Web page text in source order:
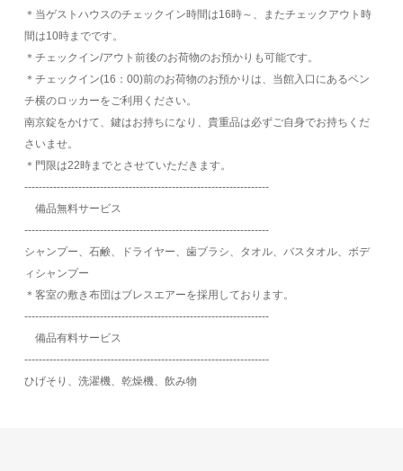
＊当ゲストハウスのチェックイン時間は16時～、またチェックアウト時
間は10時までです。
＊チェックイン/アウト前後のお荷物のお預かりも可能です。
＊チェックイン(16：00)前のお荷物のお預かりは、当館入口にあるベン
チ横のロッカーをご利用ください。
南京錠をかけて、鍵はお持ちになり、貴重品は必ずご自身でお持ちくだ
さいませ。
＊門限は22時までとさせていただきます。
‐‐‐‐‐‐‐‐‐‐‐‐‐‐‐‐‐‐‐‐‐‐‐‐‐‐‐‐‐‐‐‐‐‐‐‐‐‐‐‐‐‐‐‐‐‐‐‐‐‐‐‐‐‐‐‐‐‐‐‐‐‐‐‐‐‐‐‐
備品無料サービス
‐‐‐‐‐‐‐‐‐‐‐‐‐‐‐‐‐‐‐‐‐‐‐‐‐‐‐‐‐‐‐‐‐‐‐‐‐‐‐‐‐‐‐‐‐‐‐‐‐‐‐‐‐‐‐‐‐‐‐‐‐‐‐‐‐‐‐‐
シャンプー、石鹸、ドライヤー、歯ブラシ、タオル、バスタオル、ボデ
ィシャンプー
＊客室の敷き布団はブレスエアーを採用しております。
‐‐‐‐‐‐‐‐‐‐‐‐‐‐‐‐‐‐‐‐‐‐‐‐‐‐‐‐‐‐‐‐‐‐‐‐‐‐‐‐‐‐‐‐‐‐‐‐‐‐‐‐‐‐‐‐‐‐‐‐‐‐‐‐‐‐‐‐
備品有料サービス
‐‐‐‐‐‐‐‐‐‐‐‐‐‐‐‐‐‐‐‐‐‐‐‐‐‐‐‐‐‐‐‐‐‐‐‐‐‐‐‐‐‐‐‐‐‐‐‐‐‐‐‐‐‐‐‐‐‐‐‐‐‐‐‐‐‐‐‐
ひげそり、洗濯機、乾燥機、飲み物